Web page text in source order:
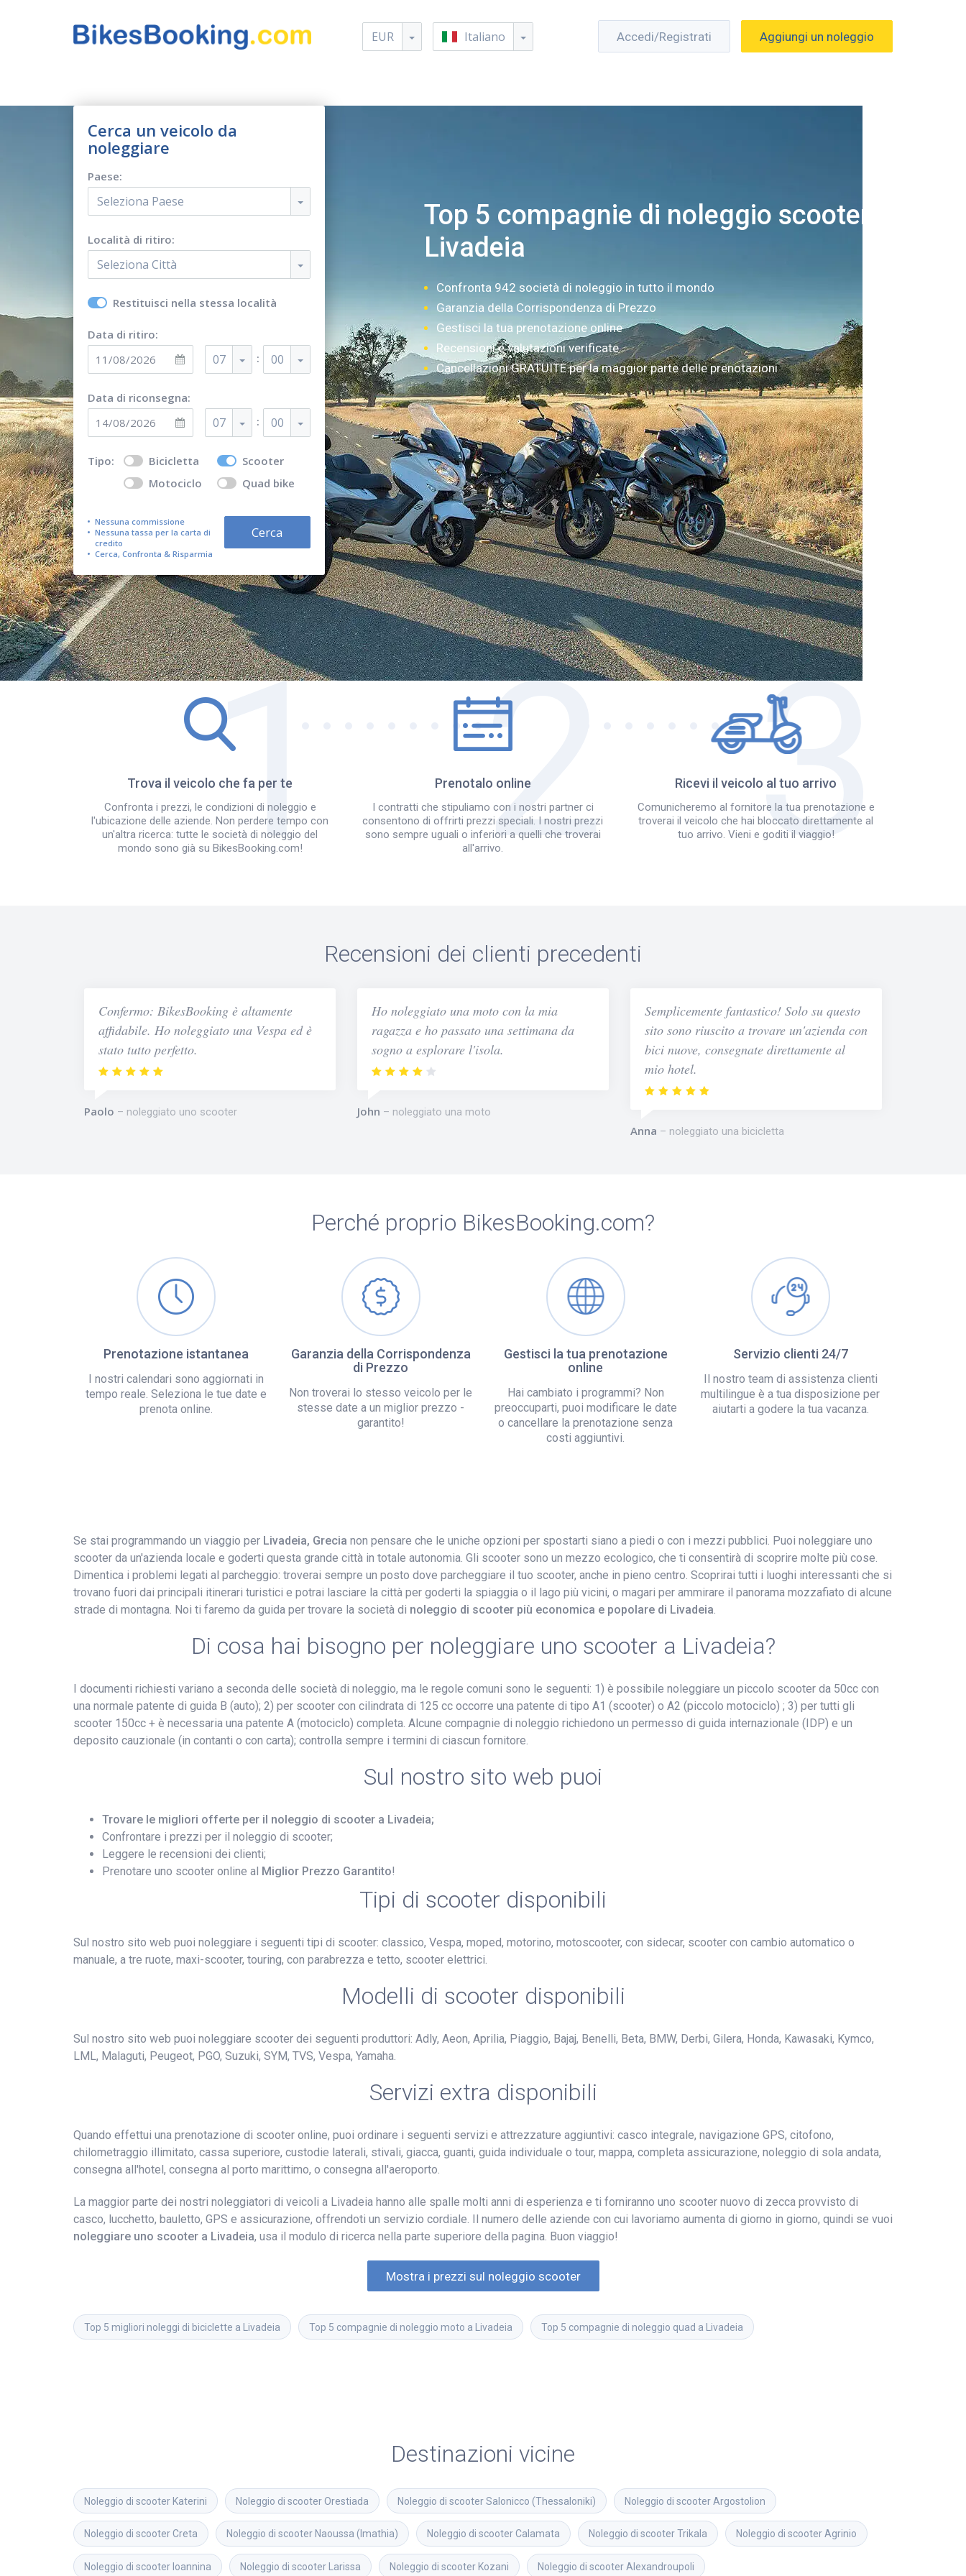
EUR Italiano Accedi/Registrati Aggiungi un noleggio
Cerca un veicolo da
noleggiare
Paese:
Seleziona Paese
Località di ritiro:
Seleziona Città
Restituisci nella stessa località
Data di ritiro:
07 : 00
Data di riconsegna:
07 : 00
Tipo: Bicicletta
Scooter
Motociclo
Quad bike
Nessuna commissione
Nessuna tassa per la carta di
credito
Cerca, Confronta & Risparmia
Cerca
Top 5 compagnie di noleggio scooter a
Livadeia
Confronta 942 società di noleggio in tutto il mondo
Garanzia della Corrispondenza di Prezzo
Gestisci la tua prenotazione online
Recensioni e valutazioni verificate
Cancellazioni GRATUITE per la maggior parte delle prenotazioni
Come funziona?
Trova il veicolo che fa per te
Confronta i prezzi, le condizioni di noleggio e
l'ubicazione delle aziende. Non perdere tempo con
un'altra ricerca: tutte le società di noleggio del
mondo sono già su BikesBooking.com!
Prenotalo online
I contratti che stipuliamo con i nostri partner ci
consentono di offrirti prezzi speciali. I nostri prezzi
sono sempre uguali o inferiori a quelli che troverai
all'arrivo.
Ricevi il veicolo al tuo arrivo
Comunicheremo al fornitore la tua prenotazione e
troverai il veicolo che hai bloccato direttamente al
tuo arrivo. Vieni e goditi il viaggio!
Recensioni dei clienti precedenti
Confermo: BikesBooking è altamente
affidabile. Ho noleggiato una Vespa ed è
stato tutto perfetto.
Paolo noleggiato uno scooter
Ho noleggiato una moto con la mia
ragazza e ho passato una settimana da
sogno a esplorare l'isola.
John noleggiato una moto
Semplicemente fantastico! Solo su questo
sito sono riuscito a trovare un'azienda con
bici nuove, consegnate direttamente al
mio hotel.
Anna noleggiato una bicicletta
Perché proprio BikesBooking.com?
Prenotazione istantanea
I nostri calendari sono aggiornati in
tempo reale. Seleziona le tue date e
prenota online.
Garanzia della Corrispondenza
di Prezzo
Non troverai lo stesso veicolo per le
stesse date a un miglior prezzo -
garantito!
Gestisci la tua prenotazione
online
Hai cambiato i programmi? Non
preoccuparti, puoi modificare le date
o cancellare la prenotazione senza
costi aggiuntivi.
Servizio clienti 24/7
Il nostro team di assistenza clienti
multilingue è a tua disposizione per
aiutarti a godere la tua vacanza.
Se stai programmando un viaggio per Livadeia, Grecia non pensare che le uniche opzioni per spostarti siano a piedi o con i mezzi pubblici. Puoi noleggiare uno
scooter da un'azienda locale e goderti questa grande città in totale autonomia. Gli scooter sono un mezzo ecologico, che ti consentirà di scoprire molte più cose.
Dimentica i problemi legati al parcheggio: troverai sempre un posto dove parcheggiare il tuo scooter, anche in pieno centro. Scoprirai tutti i luoghi interessanti che si
trovano fuori dai principali itinerari turistici e potrai lasciare la città per goderti la spiaggia o il lago più vicini, o magari per ammirare il panorama mozzafiato di alcune
strade di montagna. Noi ti faremo da guida per trovare la società di noleggio di scooter più economica e popolare di Livadeia
Di cosa hai bisogno per noleggiare uno scooter a Livadeia?
I documenti richiesti variano a seconda delle società di noleggio, ma le regole comuni sono le seguenti: 1) è possibile noleggiare un piccolo scooter da 50cc con
una normale patente di guida B (auto); 2) per scooter con cilindrata di 125 cc occorre una patente di tipo A1 (scooter) o A2 (piccolo motociclo) ; 3) per tutti gli
scooter 150cc + è necessaria una patente A (motociclo) completa. Alcune compagnie di noleggio richiedono un permesso di guida internazionale (IDP) e un
deposito cauzionale (in contanti o con carta); controlla sempre i termini di ciascun fornitore.
Sul nostro sito web puoi
Trovare le migliori offerte per il noleggio di scooter a Livadeia;
Confrontare i prezzi per il noleggio di scooter;
Leggere le recensioni dei clienti;
Prenotare uno scooter online al Miglior Prezzo Garantito!
Tipi di scooter disponibili
Sul nostro sito web puoi noleggiare i seguenti tipi di scooter: classico, Vespa, moped, motorino, motoscooter, con sidecar, scooter con cambio automatico o
manuale, a tre ruote, maxi-scooter, touring, con parabrezza e tetto, scooter elettrici.
Modelli di scooter disponibili
Sul nostro sito web puoi noleggiare scooter dei seguenti produttori: Adly, Aeon, Aprilia, Piaggio, Bajaj, Benelli, Beta, BMW, Derbi, Gilera, Honda, Kawasaki, Kymco,
LML, Malaguti, Peugeot, PGO, Suzuki, SYM, TVS, Vespa, Yamaha.
Servizi extra disponibili
Quando effettui una prenotazione di scooter online, puoi ordinare i seguenti servizi e attrezzature aggiuntivi: casco integrale, navigazione GPS, citofono,
chilometraggio illimitato, cassa superiore, custodie laterali, stivali, giacca, guanti, guida individuale o tour, mappa, completa assicurazione, noleggio di sola andata,
consegna all'hotel, consegna al porto marittimo, o consegna all'aeroporto.
La maggior parte dei nostri noleggiatori di veicoli a Livadeia hanno alle spalle molti anni di esperienza e ti forniranno uno scooter nuovo di zecca provvisto di
casco, lucchetto, bauletto, GPS e assicurazione, offrendoti un servizio cordiale. Il numero delle aziende con cui lavoriamo aumenta di giorno in giorno, quindi se vuoi
noleggiare uno scooter a Livadeia, usa il modulo di ricerca nella parte superiore della pagina. Buon viaggio!
Mostra i prezzi sul noleggio scooter
Top 5 migliori noleggi di biciclette a Livadeia Top 5 compagnie di noleggio moto a Livadeia Top 5 compagnie di noleggio quad a Livadeia
Destinazioni vicine
Noleggio di scooter Katerini Noleggio di scooterOrestiada Noleggio di scooterSalonicco (Thessaloniki) Noleggio di scooter Argostolion
Noleggio di scooterCreta Noleggio di scooter Naoussa (Imathia) Noleggio di scooterCalamata Noleggio di scooterTrikala Noleggio di scooterAgrinio
Noleggio di scooterIoannina Noleggio di scooterLarissa Noleggio di scooterKozani Noleggio di scooter Alexandroupoli